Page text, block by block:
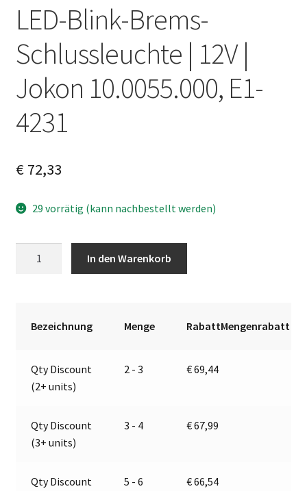
LED-Blink-Brems-
Schlussleuchte | 12V |
Jokon 10.0055.000, E1-
4231
€72,33
29 vorrätig (kann nachbestellt werden)
Jokon
10.0055.000,
4231
Menge
In den Warenkorb
r
t
e
Bezeichnung Menge RabattMengenrabatt
Qty Discount
(2+ units)
2 - 3 €69,44
Qty Discount
(3+ units)
3 - 4 €67,99
Qty Discount
5 - 6 €66,54